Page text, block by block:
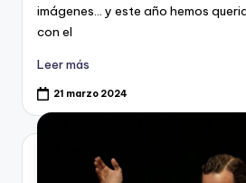
imágenes... y este año hemos
con el
Leer más
21 marzo 2024